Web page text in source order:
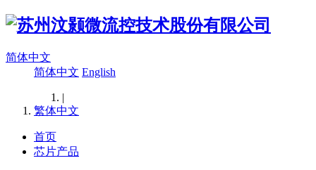
简体中文
简体中文 English
|
繁体中文
首页
芯片产品